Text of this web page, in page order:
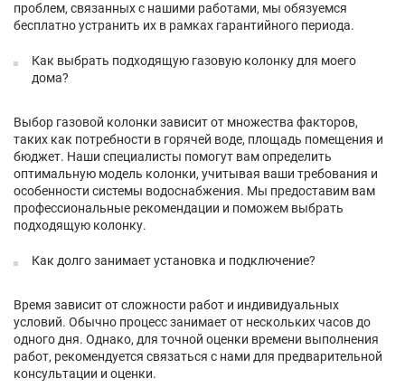
проблем, связанных с нашими работами, мы обязуемся
бесплатно устранить их в рамках гарантийного периода.
Как выбрать подходящую газовую колонку для моего
дома?
Выбор газовой колонки зависит от множества факторов,
таких как потребности в горячей воде, площадь помещения и
бюджет. Наши специалисты помогут вам определить
оптимальную модель колонки, учитывая ваши требования и
особенности системы водоснабжения. Мы предоставим вам
профессиональные рекомендации и поможем выбрать
подходящую колонку.
Как долго занимает установка и подключение?
Время зависит от сложности работ и индивидуальных
условий. Обычно процесс занимает от нескольких часов до
одного дня. Однако, для точной оценки времени выполнения
работ, рекомендуется связаться с нами для предварительной
консультации и оценки.